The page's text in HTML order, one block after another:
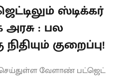
ஸ்டிக்கர்
அரசு : பல
குறைப்பு!
செய்துள்ள வேளாண் பட்ஜெட்